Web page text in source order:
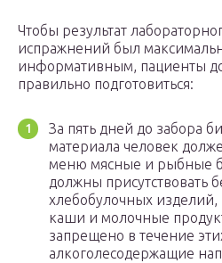
Чтобы результат
испражнений был
информативным, пациенты
правильно подготовиться:
За пять дней до забора
материала человек
меню мясные и рыбные
должны присутствовать
хлебобулочных
каши и молочные
запрещено в течение
алкоголесодержащие